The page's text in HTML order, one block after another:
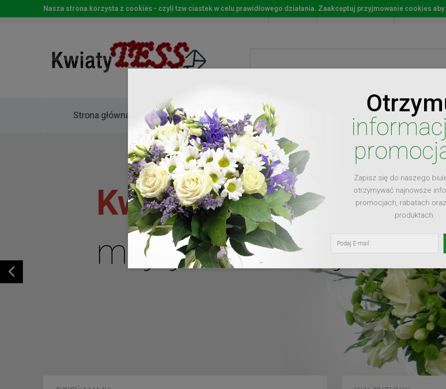
Start Moje konto Lista
Strona główna Kwiaty
Kwiaty dla
mojej ukochanej
Zapisz się do naszego
otrzymywać najnowsze
promocjach, rabatach
produktach.
Nasza strona korzysta z cookies - czyli tzw ciastek w celu prawidłowego działania. Zaakceptuj przyjmowanie cookies